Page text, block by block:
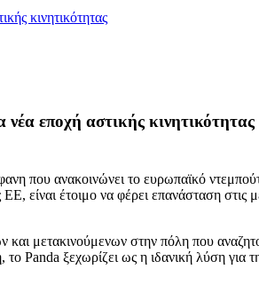
κινητικότητας
εποχή αστικής κινητικότητας
που ανακοινώνει το ευρωπαϊκό
είναι έτοιμο να φέρει επανάσταση στις
μετακινούμενων στην πόλη που
Panda ξεχωρίζει ως η ιδανική λύση